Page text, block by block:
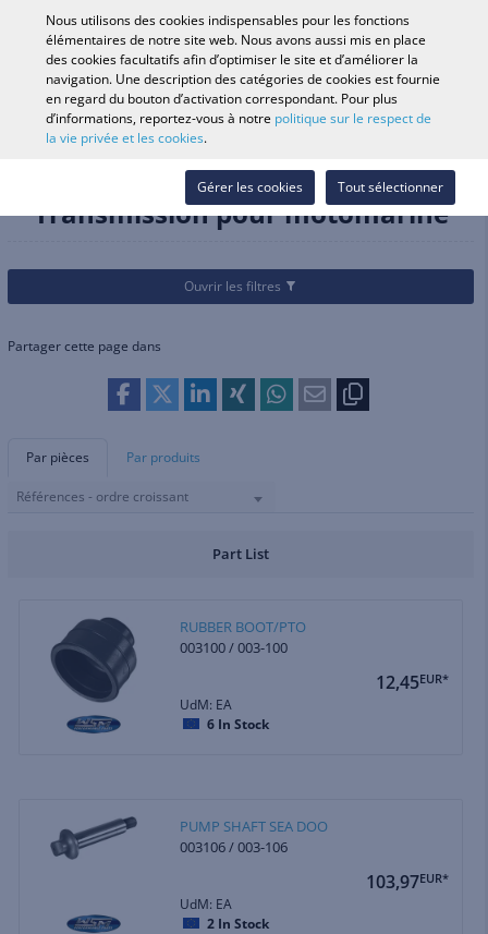
Recherche par véhicule
Rechercher dans
le magasin
Se
Catégories Pièces et accessoires
Transmission pour motomarine
Transmission pour motomarine
Ouvrir les filtres
Partager cette page dans
Par pièces Par produits
Références - ordre croissant
Part List
RUBBER BOOT/PTO
003100 / 003-100
12,45EUR*
UdM: EA
6 In Stock
PUMP SHAFT SEA DOO
003106 / 003-106
103,97EUR*
UdM: EA
2 In Stock
Nous utilisons des cookies indispensables pour les fonctions
élémentaires de notre site web. Nous avons aussi mis en place
des cookies facultatifs afin d’optimiser le site et d’améliorer la
navigation. Une description des catégories de cookies est fournie
en regard du bouton d’activation correspondant. Pour plus
d’informations, reportez-vous à notre politique sur le respect de
la vie privée et les cookies.
Tout sélectionner
Gérer les cookies